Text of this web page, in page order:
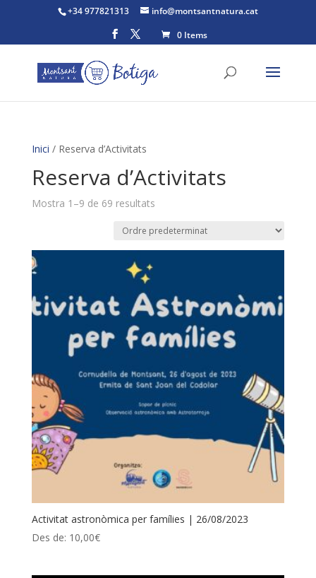
+34 977821313
info@montsantnatura.cat
0 Items
Inici / Reserva d’Activitats
Reserva d’Activitats
Mostra 1–9 de 69 resultats
Activitat astronòmica per famílies | 26/08/2023
Des de: 10,00€